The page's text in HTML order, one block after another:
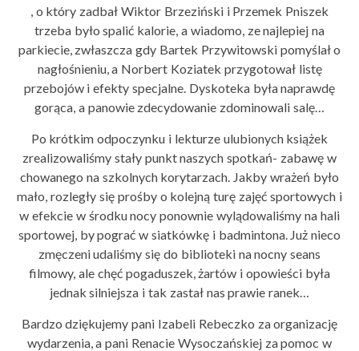
, o który zadbał Wiktor Brzeziński i Przemek Pniszek
trzeba było spalić kalorie, a wiadomo, ze najlepiej na
parkiecie, zwłaszcza gdy Bartek Przywitowski pomyślał o
nagłośnieniu, a Norbert Koziatek przygotował listę
przebojów i efekty specjalne. Dyskoteka była naprawdę
gorąca, a panowie zdecydowanie zdominowali salę…
Po krótkim odpoczynku i lekturze ulubionych książek
zrealizowaliśmy stały punkt naszych spotkań- zabawę w
chowanego na szkolnych korytarzach. Jakby wrażeń było
mało, rozległy się prośby o kolejną turę zajęć sportowych i
w efekcie w środku nocy ponownie wylądowaliśmy na hali
sportowej, by pograć w siatkówkę i badmintona. Już nieco
zmęczeni udaliśmy się do biblioteki na nocny seans
filmowy, ale chęć pogaduszek, żartów i opowieści była
jednak silniejsza i tak zastał nas prawie ranek…
Bardzo dziękujemy pani Izabeli Rebeczko za organizację
wydarzenia, a pani Renacie Wysoczańskiej za pomoc w